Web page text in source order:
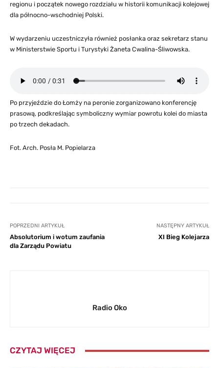
regionu i początek nowego rozdziału w historii komunikacji kolejowej
dla północno-wschodniej Polski.
W wydarzeniu uczestniczyła również posłanka oraz sekretarz stanu
w Ministerstwie Sportu i Turystyki Żaneta Cwalina-Śliwowska.
Po przyjeździe do Łomży na peronie zorganizowano konferencję
prasową, podkreślając symboliczny wymiar powrotu kolei do miasta
po trzech dekadach.
Fot. Arch. Posła M. Popielarza
POPRZEDNI ARTYKUŁ
Absolutorium i wotum zaufania
dla Zarządu Powiatu
NASTĘPNY ARTYKUŁ
XI Bieg Kolejarza
Radio Oko
CZYTAJ WIĘCEJ